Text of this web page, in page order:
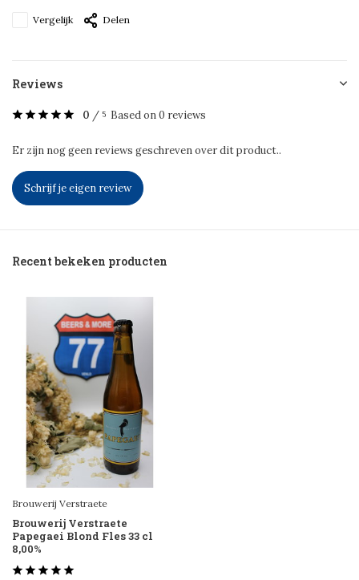
Vergelijk Delen
Reviews
0 / 5 Based on 0 reviews
Er zijn nog geen reviews geschreven over dit product..
Schrijf je eigen review
Recent bekeken producten
Brouwerij Verstraete
Brouwerij Verstraete
Papegaei Blond Fles 33 cl
8,00%